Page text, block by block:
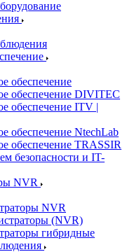
обеспечение
обеспечение DIVITEC
обеспечение ITV |
обеспечение NtechLab
обеспечение TRASSIR
безопасности и IT-
NVR
NVR
(NVR)
гибридные